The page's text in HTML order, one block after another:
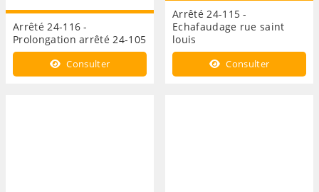
Arrêté 24-116 -
Prolongation arrêté 24-105
Consulter
Arrêté 24-115 -
Echafaudage rue saint
louis
Consulter